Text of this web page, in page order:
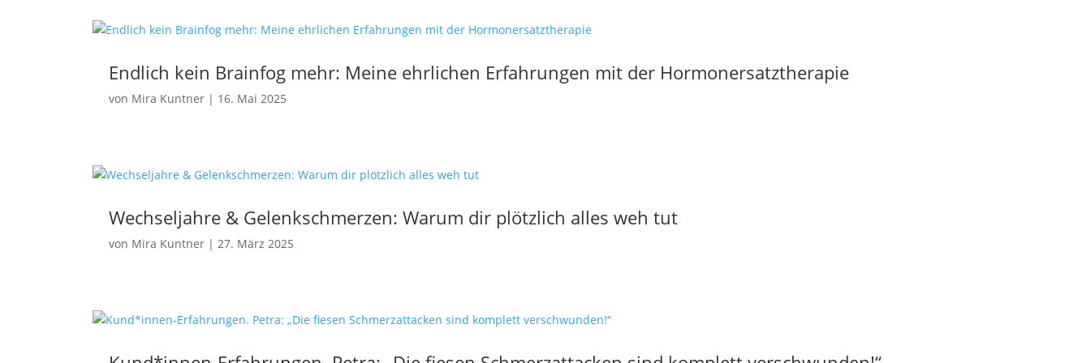
Endlich kein Brainfog mehr: Meine ehrlichen Erfahrungen mit der Hormonersatztherapie
von Mira Kuntner | 16. Mai 2025
Wechseljahre & Gelenkschmerzen: Warum dir plötzlich alles weh tut
von Mira Kuntner |27. März 2025